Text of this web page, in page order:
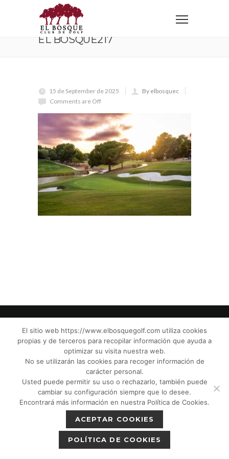
Home EL BOSQUE217
EL BOSQUE217
15 de September de 2025
By elbosquec
Comments are Off
© El Bosque Club de Golf |Aviso Legal|
Política de Privacidad| Política de Cookies
Política de devoluciones|
Protección de Menores CPM”|
El sitio web https://www.elbosquegolf.com utiliza cookies
propias y de terceros para recopilar información que ayuda a
optimizar su visita nuestra web.
No se utilizarán las cookies para recoger información de
carácter personal.
Usted puede permitir su uso o rechazarlo, también puede
cambiar su configuración siempre que lo desee.
Encontrará más información en nuestra Política de Cookies.
ACEPTAR COOKIES
POLÍTICA DE COOKIES